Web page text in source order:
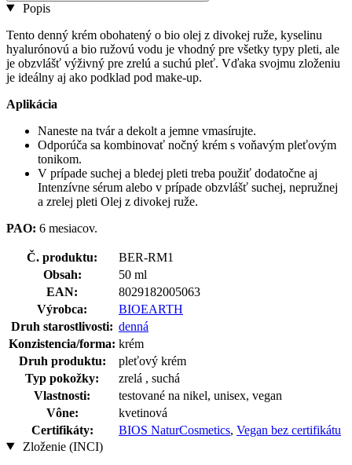
Popis
Tento denný krém obohatený o bio olej z divokej ruže, kyselinu
hyalurónovú a bio ružovú vodu je vhodný pre všetky typy pleti, ale
je obzvlášť výživný pre zrelú a suchú pleť. Vďaka svojmu zloženiu
je ideálny aj ako podklad pod make-up.
Aplikácia
Naneste na tvár a dekolt a jemne vmasírujte.
Odporúča sa kombinovať nočný krém s voňavým pleťovým
tonikom.
V prípade suchej a bledej pleti treba použiť dodatočne aj
Intenzívne sérum alebo v prípade obzvlášť suchej, nepružnej
a zrelej pleti Olej z divokej ruže.
PAO: 6 mesiacov.
Č. produktu:
BER-RM1
Obsah:
50 ml
EAN:
8029182005063
Výrobca:
BIOEARTH
Druh starostlivosti: denná
Konzistencia/forma: krém
Druh produktu:
pleťový krém
Typ pokožky:
zrelá , suchá
Vlastnosti:
testované na nikel, unisex, vegan
Vône:
kvetinová
Certifikáty:
BIOS NaturCosmetics, Vegan bez certifikátu
Zloženie (INCI)